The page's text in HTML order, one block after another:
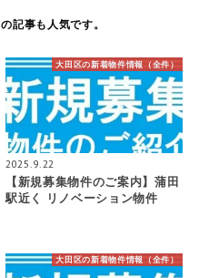
記事も人気です。
大田区の新着物件情報（全件）
2025.9.22
【新規募集物件のご案内】蒲田
駅近く リノベーション物件
大田区の新着物件情報（全件）